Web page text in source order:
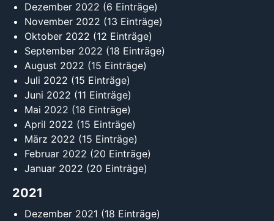
Dezember 2022 (6 Einträge)
November 2022 (13 Einträge)
Oktober 2022 (12 Einträge)
September 2022 (18 Einträge)
August 2022 (15 Einträge)
Juli 2022 (15 Einträge)
Juni 2022 (11 Einträge)
Mai 2022 (18 Einträge)
April 2022 (15 Einträge)
März 2022 (15 Einträge)
Februar 2022 (20 Einträge)
Januar 2022 (20 Einträge)
2021
Dezember 2021 (18 Einträge)